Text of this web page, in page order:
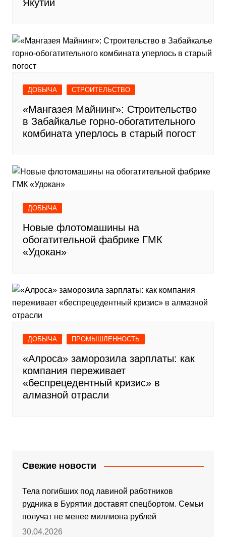
Якутии
ДОБЫЧА СТРОИТЕЛЬСТВО
«Мангазея Майнинг»: Строительство
в Забайкалье горно-обогатительного
комбината уперлось в старый погост
ДОБЫЧА
Новые флотомашины на
обогатительной фабрике ГМК
«Удокан»
ДОБЫЧА ПРОМЫШЛЕННОСТЬ
«Алроса» заморозила зарплаты: как
компания переживает
«беспрецедентный кризис» в
алмазной отрасли
Свежие новости
Тела погибших под лавиной работников
рудника в Бурятии доставят спецбортом. Семьи
получат не менее миллиона рублей
30.04.2026